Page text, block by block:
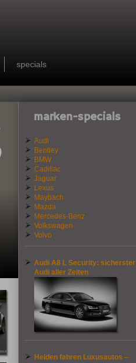
specials
marken-specials
Audi
Bentley
BMW
Cadillac
Jaguar
Lexus
Maybach
Mazda
Mercedes-Benz
Volkswagen
Volvo
Audi A8 L Security: sicherster
Audi aller Zeiten
Helden fahren Luxusautos –